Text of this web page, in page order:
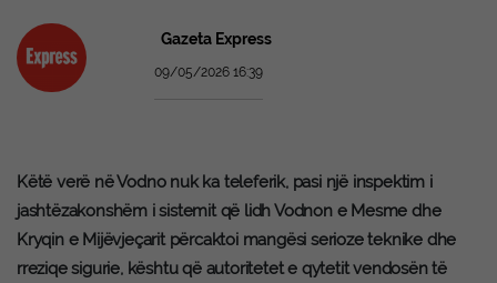
Gazeta Express
09/05/2026 16:39
Këtë verë në Vodno nuk ka teleferik, pasi një inspektim i
jashtëzakonshëm i sistemit që lidh Vodnon e Mesme dhe
Kryqin e Mijëvjeçarit përcaktoi mangësi serioze teknike dhe
rreziqe sigurie, kështu që autoritetet e qytetit vendosën të